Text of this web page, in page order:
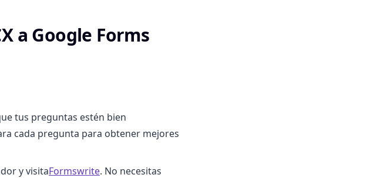
a Google Forms
tus preguntas estén bien
cada pregunta para obtener mejores
y visitaFormswrite. No necesitas